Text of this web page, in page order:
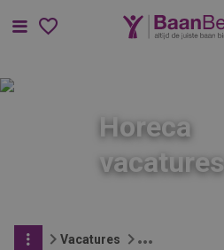
Menu
Horeca
vacatures
Vacatures